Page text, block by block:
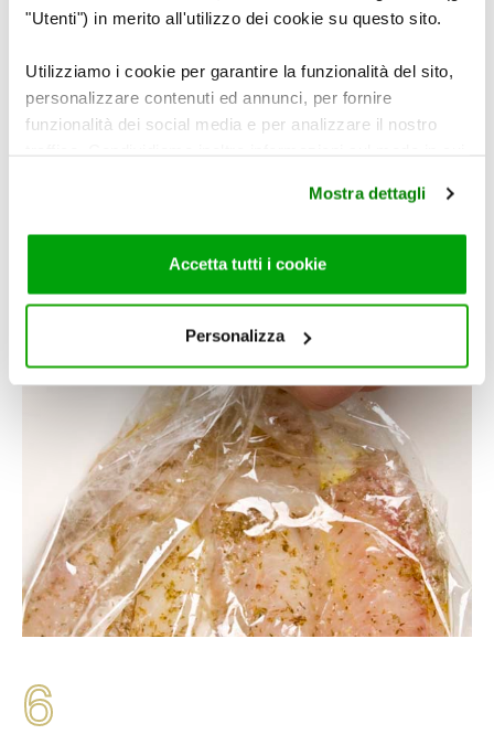
"Utenti") in merito all'utilizzo dei cookie su questo sito.
Utilizziamo i cookie per garantire la funzionalità del sito,
personalizzare contenuti ed annunci, per fornire
funzionalità dei social media e per analizzare il nostro
di analisi dei dati web, pubblicità e social media, i quali
potrebbero combinarle con altre informazioni che ha
fornito loro o che hanno raccolto dal suo utilizzo dei loro
cookie consultare la cookie policy. Se clicchi sulla “X” per
chiudere il banner, non verranno installati cookie sul tuo
dispositivo ad eccezione di quelli necessari ai fini del
corretto funzionamento del sito.
Mostra dettagli
Accetta tutti i cookie
Personalizza
Chiudere il sacchetto forno CUKIcon
l’apposito legaccio.
6